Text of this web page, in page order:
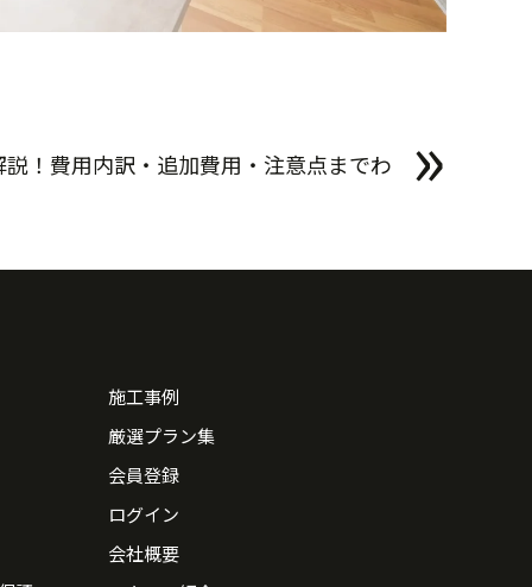
！費用内訳・追加費用・注意点までわ »
施工事例
厳選プラン集
会員登録
ログイン
会社概要